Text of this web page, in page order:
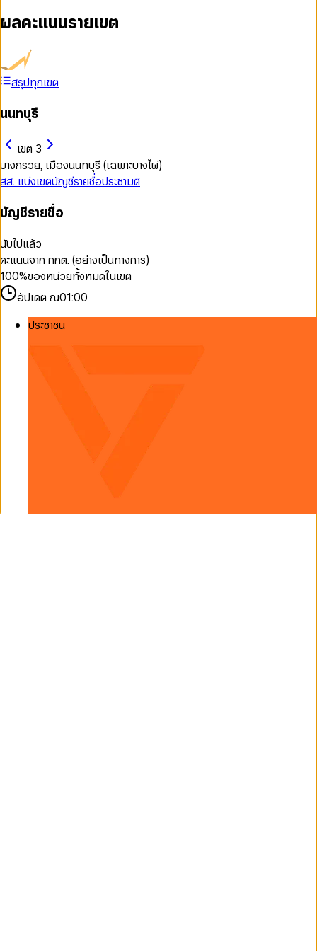
ผลคะแนนรายเขต
สรุปทุกเขต
นนทบุรี
เขต 3
บางกรวย, เมืองนนทบุรี (เฉพาะบางไผ่)
สส. แบ่งเขตบัญชีรายชื่อประชามติ
บัญชีรายชื่อ
นับไปแล้ว
คะแนนจาก กกต. (อย่างเป็นทางการ)
100%ของหน่วยทั้งหมดในเขต
อัปเดต ณ01:00
ประชาชน